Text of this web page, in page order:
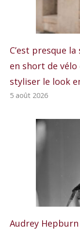
C’est presque
en short de
styliser le look
5 août 2026
Audrey Hepburn